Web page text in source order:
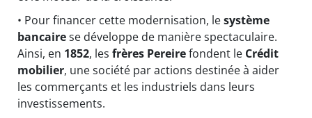
• Pour financer cette modernisation, lesystème
bancairese développe de manière spectaculaire.
Ainsi, en 1852, les frères Pereirefondent le Crédit
mobilier, une société par actions destinée à aider
les commerçants et les industriels dans leurs
investissements.